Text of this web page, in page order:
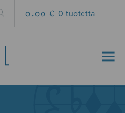
0.00 € 0 tuotetta
MENU